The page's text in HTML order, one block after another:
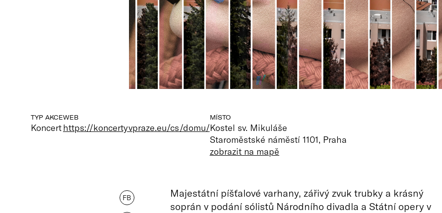
TYP AKCE
Koncert
WEB
https://koncertyvpraze.eu/cs/domu/
MÍSTO
Kostel sv. Mikuláše
Staroměstské náměstí 1101, Praha
zobrazit na mapě
FB
Majestátní píšťalové varhany, zářivý zvuk trubky a krásný
soprán v podání sólistů Národního divadla a Státní opery v